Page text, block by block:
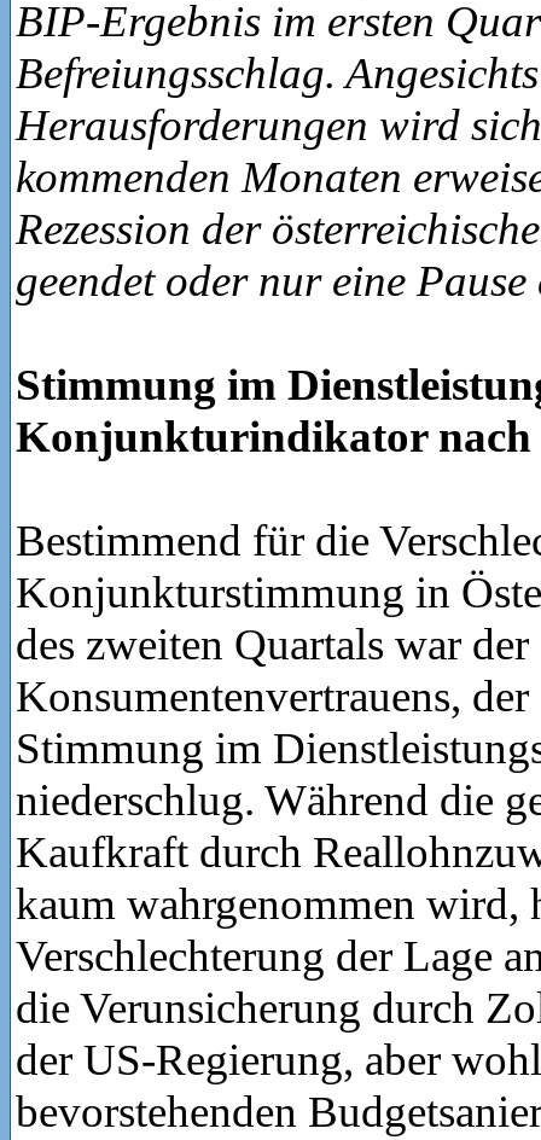
BIP-Ergebnis im ersten
Befreiungsschlag.
Herausforderungen wird
kommenden Monaten
Rezession der
geendet oder nur eine
Stimmung im
Konjunkturindikator nach
Bestimmend für die
Konjunkturstimmung in
des zweiten Quartals war
Konsumentenvertrauens,
Stimmung im
niederschlug. Während die
Kaufkraft durch
kaum wahrgenommen wird,
Verschlechterung der Lage
die Verunsicherung durch
der US-Regierung, aber
bevorstehenden